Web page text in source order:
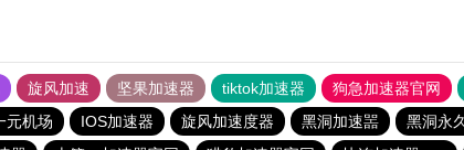
旋风加速 坚果加速器 tiktok加速器 狗急加速器官网
元机场 IOS加速器 旋风加速度器 黑洞加速噐 黑洞永